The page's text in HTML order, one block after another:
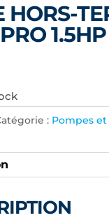
HORS-
1.5HP
: Pompes